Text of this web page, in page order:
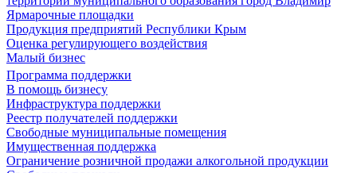
Ярмарочные площадки
Продукция предприятий Республики Крым
Оценка регулирующего воздействия
Малый бизнес
Программа поддержки
В помощь бизнесу
Инфраструктура поддержки
Реестр получателей поддержки
Свободные муниципальные помещения
Имущественная поддержка
Ограничение розничной продажи алкогольной продукции